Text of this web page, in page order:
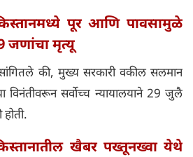
पूर आणि पावसामुळे
जणांचा मृत्यू
सांगितले की, मुख्य सरकारी वकील सलमान
सर्वोच्च न्यायालयाने 29 जुलै
खैबर पख्तूनख्वा येथे